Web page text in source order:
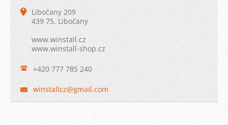
Libočany 209
439 75, Libočany
www.winstall.cz
www.winstall-shop.cz
+420 777 785 240
winstallcz@gmail.com